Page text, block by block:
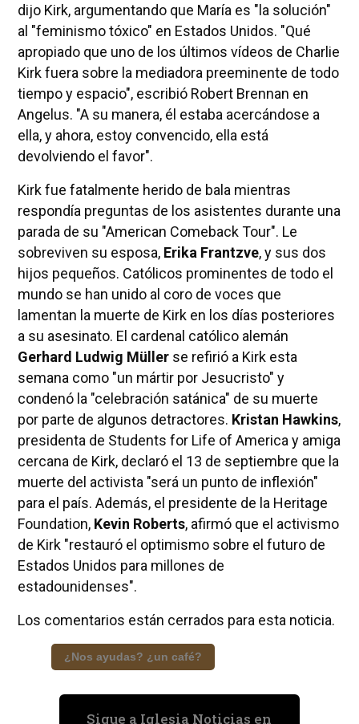
dijo Kirk, argumentando que María es "la solución"
al "feminismo tóxico" en Estados Unidos. "Qué
apropiado que uno de los últimos vídeos de Charlie
Kirk fuera sobre la mediadora preeminente de todo
tiempo y espacio", escribió Robert Brennan en
Angelus. "A su manera, él estaba acercándose a
ella, y ahora, estoy convencido, ella está
devolviendo el favor".
Kirk fue fatalmente herido de bala mientras
respondía preguntas de los asistentes durante una
parada de su "American Comeback Tour". Le
sobreviven su esposa, Erika Frantzve, y sus dos
hijos pequeños. Católicos prominentes de todo el
mundo se han unido al coro de voces que
lamentan la muerte de Kirk en los días posteriores
a su asesinato. El cardenal católico alemán
Gerhard Ludwig Müllerse refirió a Kirk esta
semana como "un mártir por Jesucristo" y
condenó la "celebración satánica" de su muerte
por parte de algunos detractores. Kristan Hawkins,
presidenta de Students for Life of America y amiga
cercana de Kirk, declaró el 13 de septiembre que la
muerte del activista "será un punto de inflexión"
para el país. Además, el presidente de la Heritage
Foundation, Kevin Roberts, afirmó que el activismo
de Kirk "restauró el optimismo sobre el futuro de
Estados Unidos para millones de
estadounidenses".
Los comentarios están cerrados para esta noticia.
¿Nos ayudas? ¿un café?
Sigue a Iglesia Noticias en